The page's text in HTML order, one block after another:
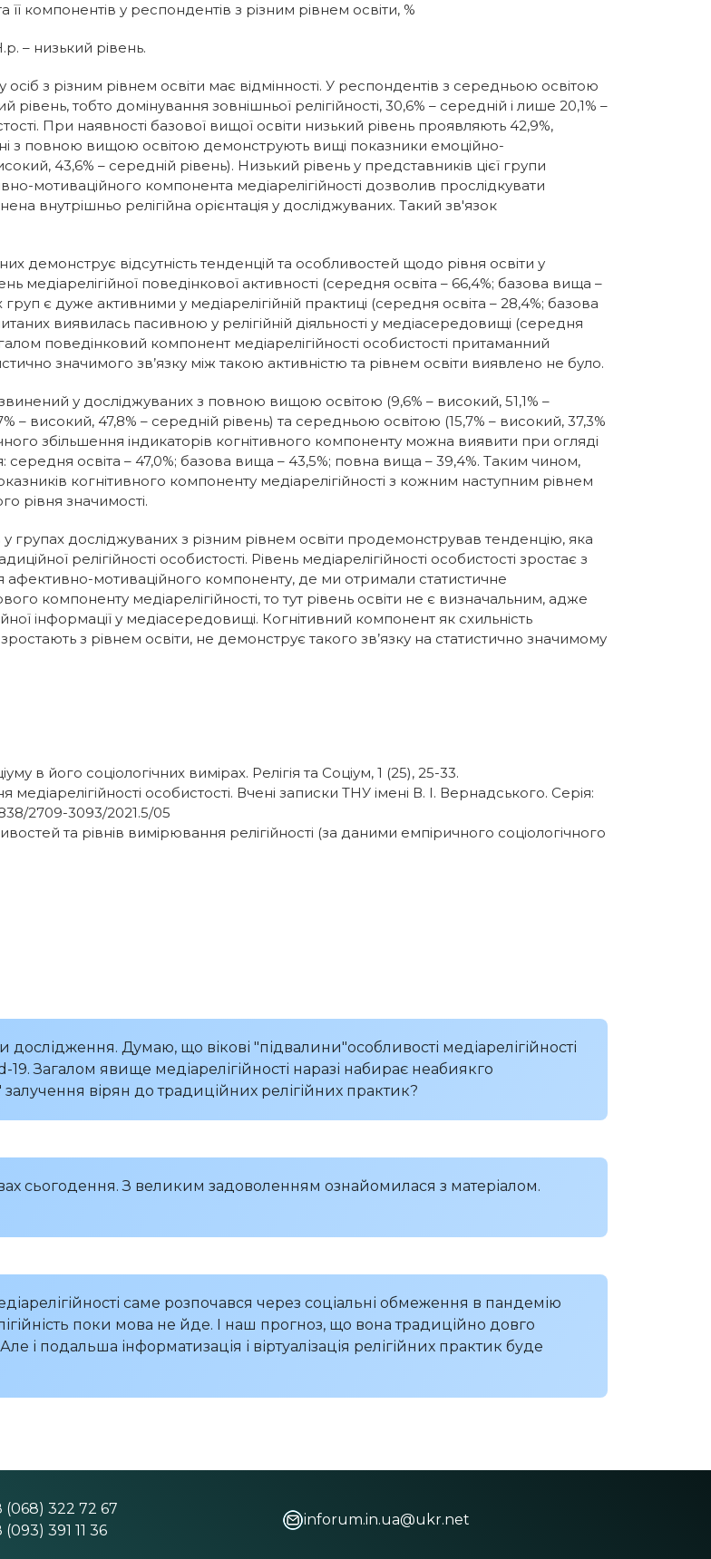
її компонентів у респондентів з різним рівнем освіти, %
– низький рівень.
з різним рівнем освіти має відмінності. У респондентів з середньою освітою
тобто домінування зовнішньої релігійності, 30,6% – середній і лише 20,1% –
При наявності базової вищої освіти низький рівень проявляють 42,9%,
з повною вищою освітою демонструють вищі показники емоційно-
43,6% – середній рівень). Низький рівень у представників цієї групи
мотиваційного компонента медіарелігійності дозволив прослідкувати
внутрішньо релігійна орієнтація у досліджуваних. Такий зв'язок
демонструє відсутність тенденцій та особливостей щодо рівня освіти у
медіарелігійної поведінкової активності (середня освіта – 66,4%; базова вища –
є дуже активними у медіарелігійній практиці (середня освіта – 28,4%; базова
виявилась пасивною у релігійній діяльності у медіасередовищі (середня
поведінковий компонент медіарелігійності особистості притаманний
значимого зв’язку між такою активністю та рівнем освіти виявлено не було.
у досліджуваних з повною вищою освітою (9,6% – високий, 51,1% –
високий, 47,8% – середній рівень) та середньою освітою (15,7% – високий, 37,3%
збільшення індикаторів когнітивного компоненту можна виявити при огляді
середня освіта – 47,0%; базова вища – 43,5%; повна вища – 39,4%. Таким чином,
когнітивного компоненту медіарелігійності з кожним наступним рівнем
рівня значимості.
у групах досліджуваних з різним рівнем освіти продемонстрував тенденцію, яка
релігійності особистості. Рівень медіарелігійності особистості зростає з
афективно-мотиваційного компоненту, де ми отримали статистичне
компоненту медіарелігійності, то тут рівень освіти не є визначальним, адже
інформації у медіасередовищі. Когнітивний компонент як схильність
з рівнем освіти, не демонструє такого зв’язку на статистично значимому
в його соціологічних вимірах. Релігія та Соціум, 1 (25), 25-33.
особистості. Вчені записки ТНУ імені В. І. Вернадського. Серія:
2709-3093/2021.5/05
та рівнів вимірювання релігійності (за даними емпіричного соціологічного
Думаю, що вікові "підвалини"особливості медіарелігійності
Загалом явище медіарелігійності наразі набирає неабиякго
вірян до традиційних релігійних практик?
сьогодення. З великим задоволенням ознайомилася з матеріалом.
саме розпочався через соціальні обмеження в пандемію
поки мова не йде. І наш прогноз, що вона традиційно довго
і подальша інформатизація і віртуалізація релігійних практик буде
(068) 322 72 67
(093) 391 11 36
inforum.in.ua@ukr.net